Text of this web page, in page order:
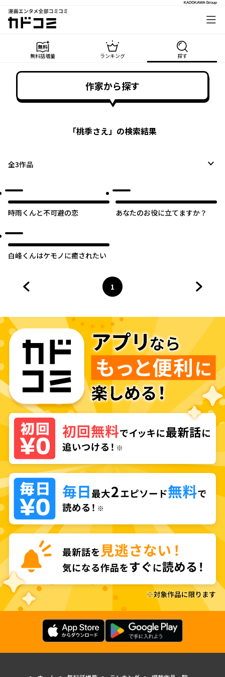
漫画エンタメ全部コミコミ
カドコミ
無料話増量 ランキング 探す
作家から探す
「桃季さえ」の検索結果
全3作品
時雨くんと不可避の恋 あなたのお役に立てますか？
白峰くんはケモノに癒されたい
ページ
1
へ